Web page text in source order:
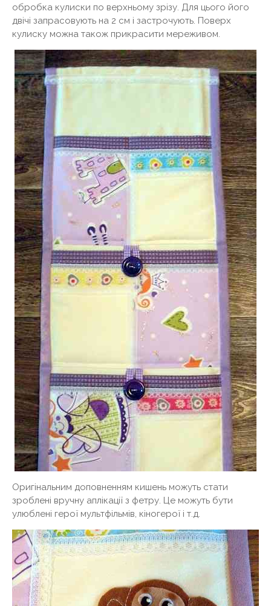
обробка кулиски по верхньому зрізу. Для цього його
двічі запрасовують на 2 см і застрочують. Поверх
кулиску можна також прикрасити мереживом.
Оригінальним доповненням кишень можуть стати
зроблені вручну аплікації з фетру. Це можуть бути
улюблені герої мультфільмів, кіногерої і т.д.